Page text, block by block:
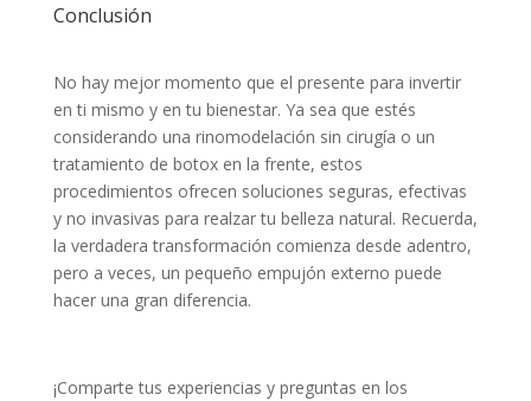
Conclusión
No hay mejor momento que el presente para invertir
en ti mismo y en tu bienestar. Ya sea que estés
considerando una rinomodelación sin cirugía o un
tratamiento de botox en la frente, estos
procedimientos ofrecen soluciones seguras, efectivas
y no invasivas para realzar tu belleza natural. Recuerda,
la verdadera transformación comienza desde adentro,
pero a veces, un pequeño empujón externo puede
hacer una gran diferencia.
¡Comparte tus experiencias y preguntas en los